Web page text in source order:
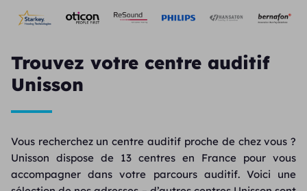
Trouvez votre centre auditif
Unisson
Vous recherchez un centre auditif proche de chez vous ?
Unisson dispose de 13 centres en France pour vous
accompagner dans votre parcours auditif. Voici une